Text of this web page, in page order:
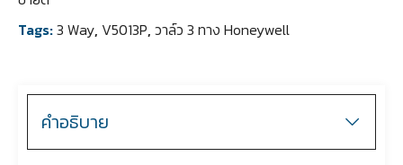
Tags:3 Way, V5013P, วาล์ว 3 ทาง Honeywell
คำอธิบาย